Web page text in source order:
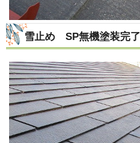
雪止め SP無機塗装完了